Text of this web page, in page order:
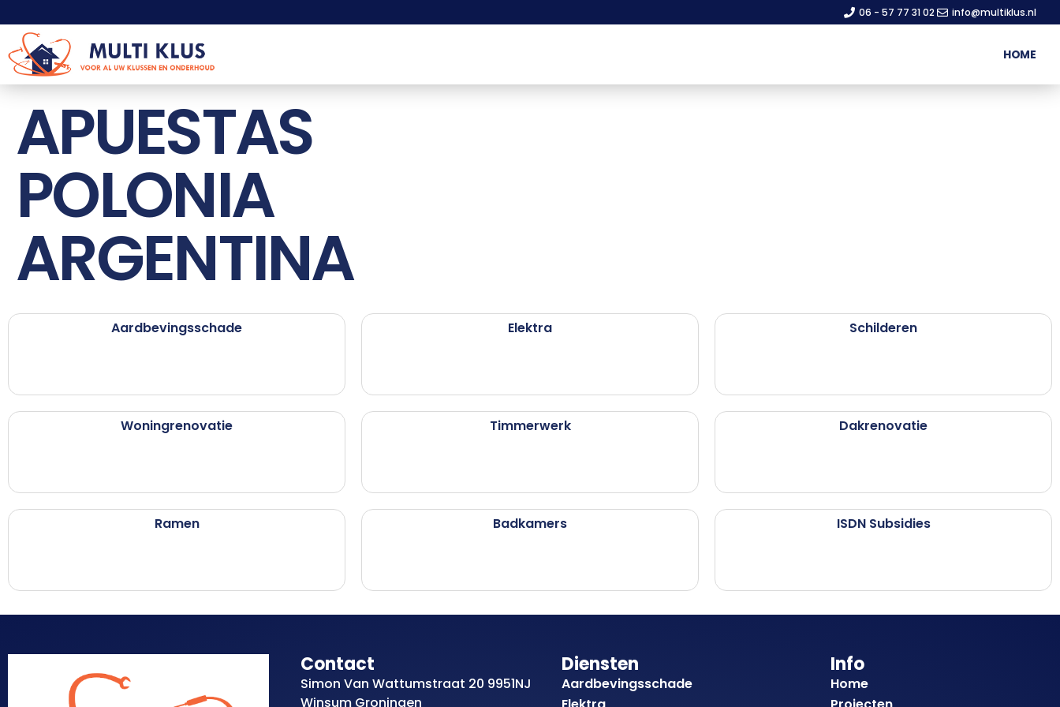
06 - 57 77 31 02 info@multiklus.nl
HOME
APUESTAS
POLONIA
ARGENTINA
Aardbevingsschade Elektra Schilderen
Woningrenovatie Timmerwerk Dakrenovatie
Ramen Badkamers ISDN Subsidies
Info
Home
Diensten
Aardbevingsschade
Contact
Simon Van Wattumstraat 20 9951NJ
Winsum Groningen